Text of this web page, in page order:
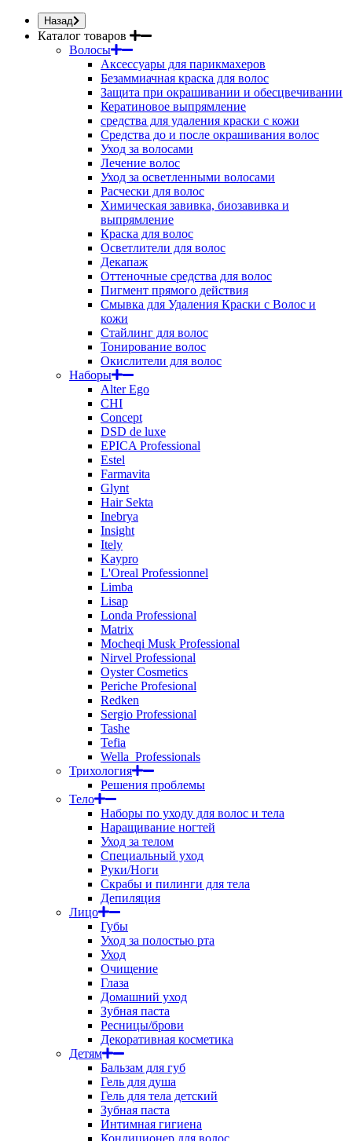
Назад
Каталог товаров
Волосы
Аксессуары для парикмахеров
Безаммиачная краска для волос
Защита при окрашивании и обесцвечивании
Кератиновое выпрямление
средства для удаления краски с кожи
Средства до и после окрашивания волос
Уход за волосами
Лечение волос
Уход за осветленными волосами
Расчески для волос
Химическая завивка, биозавивка и
выпрямление
Краска для волос
Осветлители для волос
Декапаж
Оттеночные средства для волос
Пигмент прямого действия
Смывка для Удаления Краски с Волос и
кожи
Стайлинг для волос
Тонирование волос
Окислители для волос
Наборы
Alter Ego
CHI
Concept
DSD de luxe
EPICA Professional
Estel
Farmavita
Glynt
Hair Sekta
Inebrya
Insight
Itely
Kaypro
L'Oreal Professionnel
Limba
Lisap
Londa Professional
Matrix
Mocheqi Musk Professional
Nirvel Professional
Oyster Cosmetics
Periche Profesional
Redken
Sergio Professional
Tashe
Tefia
Wella_Professionals
Трихология
Решения проблемы
Тело
Наборы по уходу для волос и тела
Наращивание ногтей
Уход за телом
Специальный уход
Руки/Ноги
Скрабы и пилинги для тела
Депиляция
Лицо
Губы
Уход за полостью рта
Уход
Очищение
Глаза
Домашний уход
Зубная паста
Ресницы/брови
Декоративная косметика
Детям
Бальзам для губ
Гель для душа
Гель для тела детский
Зубная паста
Интимная гигиена
Кондиционер для волос